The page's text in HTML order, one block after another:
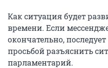
Как ситуация будет
времени. Если
окончательно,
просьбой разъяснить
парламентарий.